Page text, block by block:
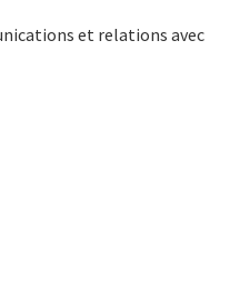
et relations avec